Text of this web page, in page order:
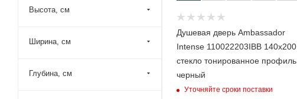
Душевая дверь Ambassador
Intense 110022203IBB 140х200
стекло тонированное профиль
черный
Уточняйте сроки поставки
RGW (
River (14
Высота, см
Ширина, см
Глубина, см